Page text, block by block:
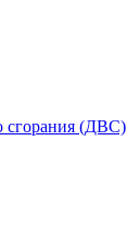
сгорания (ДВС)